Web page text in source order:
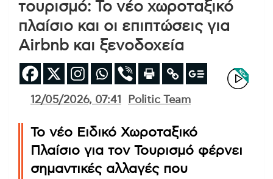
τουρισμό: Το νέο χωροταξικό
πλαίσιο και οι επιπτώσεις για
Airbnb και ξενοδοχεία
12/05/2026, 07:41 Politic Team
Το νέο Ειδικό Χωροταξικό
Πλαίσιο για τον Τουρισμό φέρνει
σημαντικές αλλαγές που